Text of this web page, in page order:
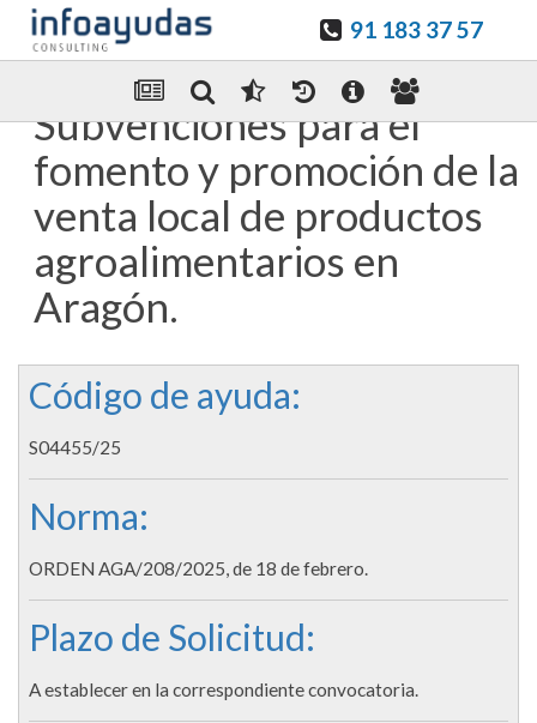
91 183 37 57
Enviar Por email
Subvenciones para el
fomento y promoción de la
venta local de productos
agroalimentarios en
Aragón.
Código de ayuda:
S04455/25
Norma:
ORDEN AGA/208/2025, de 18 de febrero.
Plazo de Solicitud:
A establecer en la correspondiente convocatoria.